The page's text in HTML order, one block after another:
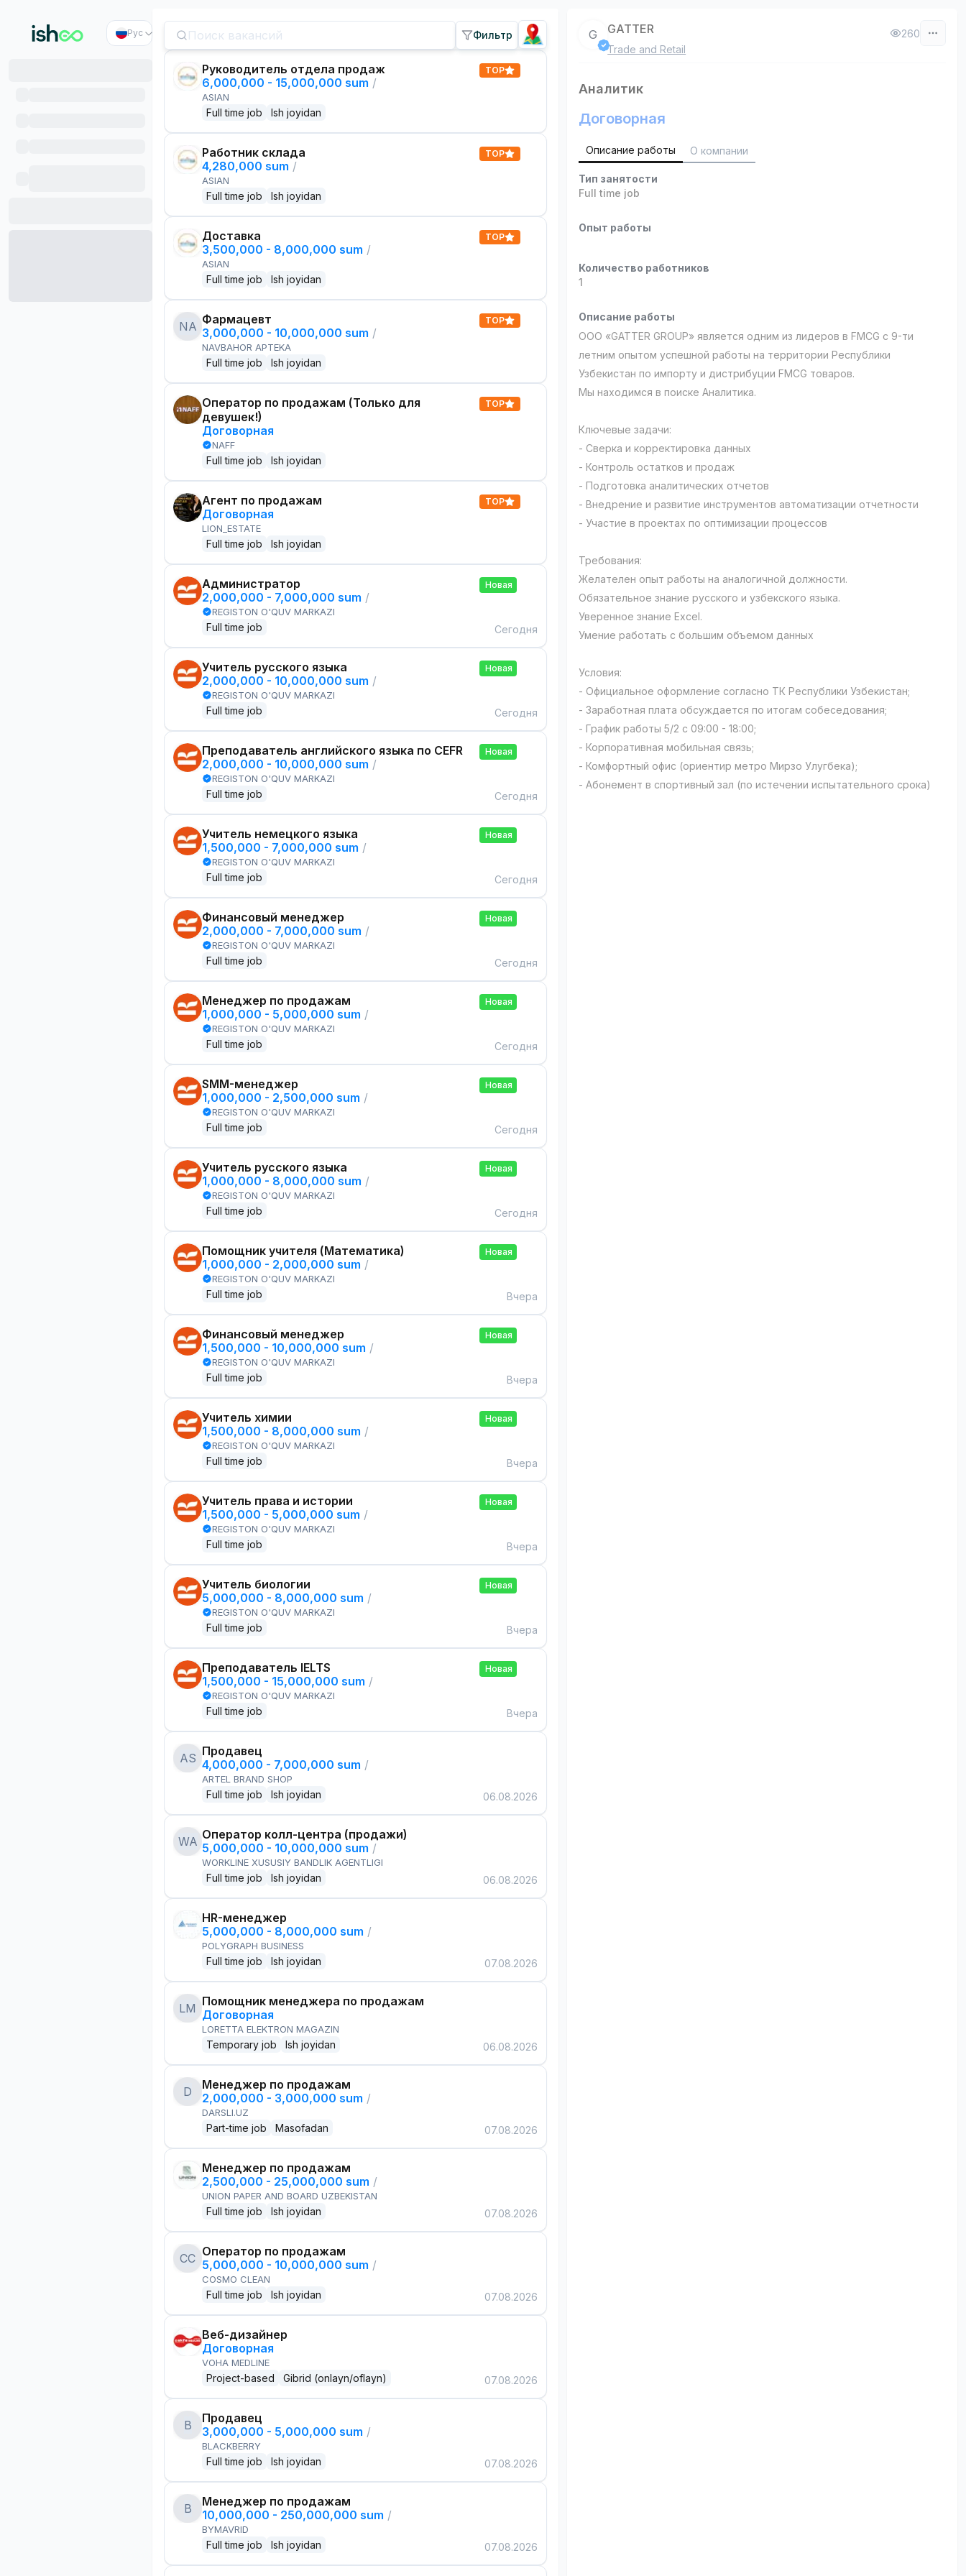
Рус Фильтр
Руководитель отдела продаж
6,000,000 - 15,000,000 sum /
ASIAN
Full time job Ish joyidan
TOP
Работник склада
4,280,000 sum /
ASIAN
Full time job Ish joyidan
TOP
Доставка
3,500,000 - 8,000,000 sum /
ASIAN
Full time job Ish joyidan
TOP
NA Фармацевт
3,000,000 - 10,000,000 sum /
NAVBAHOR APTEKA
Full time job Ish joyidan
TOP
Оператор по продажам (Только для
девушек!)
Договорная
NAFF
Full time job Ish joyidan
TOP
Агент по продажам
Договорная
LION_ESTATE
Full time job Ish joyidan
TOP
Администратор
2,000,000 - 7,000,000 sum /
REGISTON O'QUV MARKAZI
Full time job
Новая
Сегодня
Учитель русского языка
2,000,000 - 10,000,000 sum /
REGISTON O'QUV MARKAZI
Full time job
Новая
Сегодня
Преподаватель английского языка по CEFR
2,000,000 - 10,000,000 sum /
REGISTON O'QUV MARKAZI
Full time job
Новая
Сегодня
Учитель немецкого языка
1,500,000 - 7,000,000 sum /
REGISTON O'QUV MARKAZI
Full time job
Новая
Сегодня
Финансовый менеджер
2,000,000 - 7,000,000 sum /
REGISTON O'QUV MARKAZI
Full time job
Новая
Сегодня
Менеджер по продажам
1,000,000 - 5,000,000 sum /
REGISTON O'QUV MARKAZI
Full time job
Новая
Сегодня
SMM-менеджер
1,000,000 - 2,500,000 sum /
REGISTON O'QUV MARKAZI
Full time job
Новая
Сегодня
Учитель русского языка
1,000,000 - 8,000,000 sum /
REGISTON O'QUV MARKAZI
Full time job
Новая
Сегодня
Помощник учителя (Математика)
1,000,000 - 2,000,000 sum /
REGISTON O'QUV MARKAZI
Full time job
Новая
Вчера
Финансовый менеджер
1,500,000 - 10,000,000 sum /
REGISTON O'QUV MARKAZI
Full time job
Новая
Вчера
Учитель химии
1,500,000 - 8,000,000 sum /
REGISTON O'QUV MARKAZI
Full time job
Новая
Вчера
Учитель права и истории
1,500,000 - 5,000,000 sum /
REGISTON O'QUV MARKAZI
Full time job
Новая
Вчера
Учитель биологии
5,000,000 - 8,000,000 sum /
REGISTON O'QUV MARKAZI
Full time job
Новая
Вчера
Преподаватель IELTS
1,500,000 - 15,000,000 sum /
REGISTON O'QUV MARKAZI
Full time job
Новая
Вчера
AS Продавец
4,000,000 - 7,000,000 sum /
ARTEL BRAND SHOP
Full time job Ish joyidan 06.08.2026
WA Оператор колл-центра (продажи)
5,000,000 - 10,000,000 sum /
WORKLINE XUSUSIY BANDLIK AGENTLIGI
Full time job Ish joyidan 06.08.2026
HR-менеджер
5,000,000 - 8,000,000 sum /
POLYGRAPH BUSINESS
Full time job Ish joyidan 07.08.2026
LM Помощник менеджера по продажам
Договорная
LORETTA ELEKTRON MAGAZIN
Temporary job Ish joyidan 06.08.2026
D
Менеджер по продажам
2,000,000 - 3,000,000 sum /
DARSLI.UZ
Part-time job Masofadan 07.08.2026
Менеджер по продажам
2,500,000 - 25,000,000 sum /
UNION PAPER AND BOARD UZBEKISTAN
Full time job Ish joyidan 07.08.2026
CC Оператор по продажам
5,000,000 - 10,000,000 sum /
COSMO CLEAN
Full time job Ish joyidan 07.08.2026
Веб-дизайнер
Договорная
VOHA MEDLINE
Project-based Gibrid (onlayn/oflayn) 07.08.2026
B
Продавец
3,000,000 - 5,000,000 sum /
BLACKBERRY
Full time job Ish joyidan 07.08.2026
B
Менеджер по продажам
10,000,000 - 250,000,000 sum /
BYMAVRID
Full time job Ish joyidan 07.08.2026
G GATTER
Trade and Retail
260
Аналитик
Договорная
Описание работы О компании
Тип занятости
Full time job
Опыт работы
Количество работников
1
Описание работы
ООО «GATTER GROUP» является одним из лидеров в FMCG c 9-ти
летним опытом успешной работы на территории Республики
Узбекистан по импорту и дистрибуции FMCG товаров.
Мы находимся в поиске Аналитика.​​​​​​
Ключевые задачи:
- Сверка и корректировка данных
- Контроль остатков и продаж
- Подготовка аналитических отчетов
- Внедрение и развитие инструментов автоматизации отчетности
- Участие в проектах по оптимизации процессов
Требования:
Желателен опыт работы на аналогичной должности.
Обязательное знание русского и узбекского языка.
Уверенное знание Excel.
Умение работать с большим объемом данных
Условия:
- Официальное оформление согласно ТК Республики Узбекистан;
- Заработная плата обсуждается по итогам собеседования;
- График работы 5/2 с 09:00 - 18:00;
- Корпоративная мобильная связь;
- Комфортный офис (ориентир метро Мирзо Улугбека);
- Абонемент в спортивный зал (по истечении испытательного срока)